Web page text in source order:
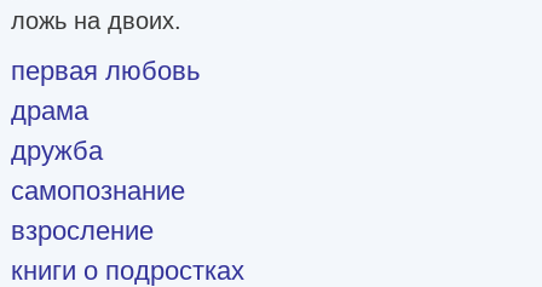
ложь на двоих.
первая любовь
драма
дружба
самопознание
взросление
книги о подростках